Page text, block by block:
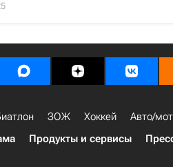
ЗОЖ Хоккей Авто/
Продукты и сервисы